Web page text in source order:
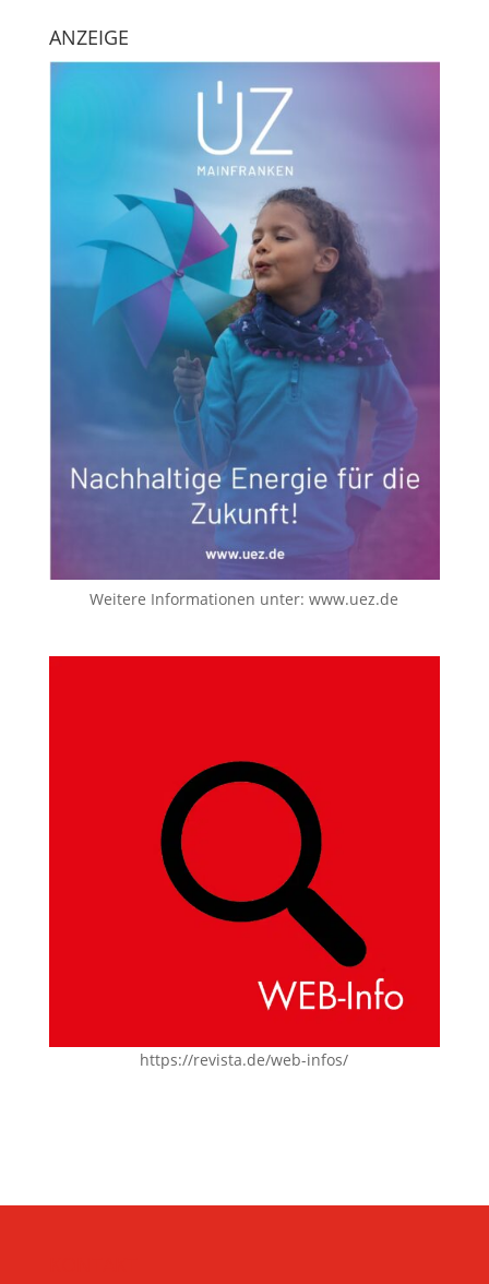
ANZEIGE
Weitere Informationen unter:www.uez.de
https://revista.de/web-infos/